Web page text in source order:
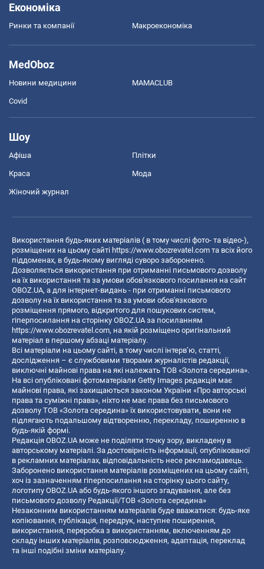
Економіка
Ринки та компанії Макроекономіка
MedOboz
Новини медицини MAMACLUB
Covid
Шоу
Афіша Плітки
Краса Мода
Жіночий журнал
Використання будь-яких матеріалів ( в тому числі фото- та відео-),
розміщених на цьому сайті https://www.obozrevatel.com та всіх його
піддоменах, в будь-якому вигляді суворо заборонено.
Дозволяється використання при отриманні письмового дозволу
на їх використання та за умови обов'язкового посилання на сайт
OBOZ.UA, а для інтернет-видань - при отриманні письмового
дозволу на їх використання та за умови обов'язкового
розміщення прямого, відкритого для пошукових систем,
гіперпосилання на сторінку OBOZ.UA за посиланням
https://www.obozrevatel.com, на якій розміщено оригінальний
матеріал в першому абзаці матеріалу.
Всі матеріали на цьому сайті, в тому числі інтерв’ю, статті,
дослідження – є службовими творами журналістів редакції,
виключні майнові права на які належать ТОВ «Золота середина».
На всі опубліковані фотоматеріали Getty Images редакція має
майнові права, які захищаються законом України «Про авторські
права та суміжні права», ніхто не має права без письмового
дозволу ТОВ «Золота середина» їх використовувати, вони не
підлягають подальшому відтворенню, перекладу, поширенню в
будь-якій формі.
Редакція OBOZ.UA може не поділяти точку зору, викладену в
авторському матеріалі. За достовірність інформації, опублікованої
в рекламних матеріалах, відповідальність несе рекламодавець.
Заборонено використання матеріалів розміщених на цьому сайті,
хоч із зазначенням гіперпосилання на сторінку цього сайту,
логотипу OBOZ.UA або будь-якого іншого згадування, але без
письмового дозволу Редакції/ТОВ «Золота середина»
Незаконним використанням матеріалів буде вважатися: будь-яке
копiювання, публiкацiя, передрук, наступне поширення,
використання, переробка з використанням, включенням до
складу інших матеріалів, розповсюдження, адаптація, переклад
та інші подібні зміни матеріалу.